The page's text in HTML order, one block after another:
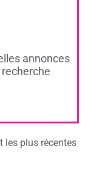
annonces
les plus récentes